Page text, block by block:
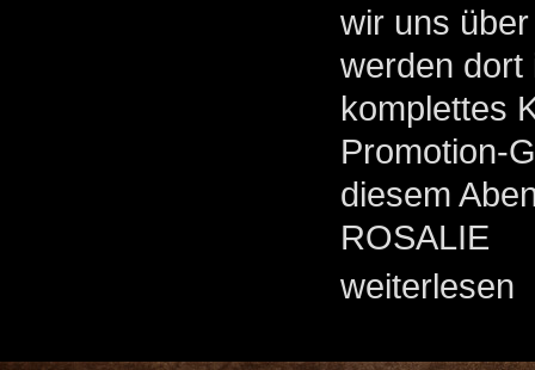
wir uns
werden dort
komplettes
Promotion-
diesem
ROSALIE
weiterlesen